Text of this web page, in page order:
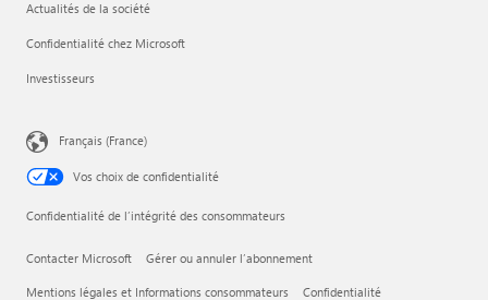
Actualités de la société
Confidentialité chez Microsoft
Investisseurs
Français (France)
Vos choix de confidentialité
Confidentialité de l’intégrité des consommateurs
Contacter Microsoft Gérer ou annuler l’abonnement
Mentions légales et Informations consommateurs Confidentialité